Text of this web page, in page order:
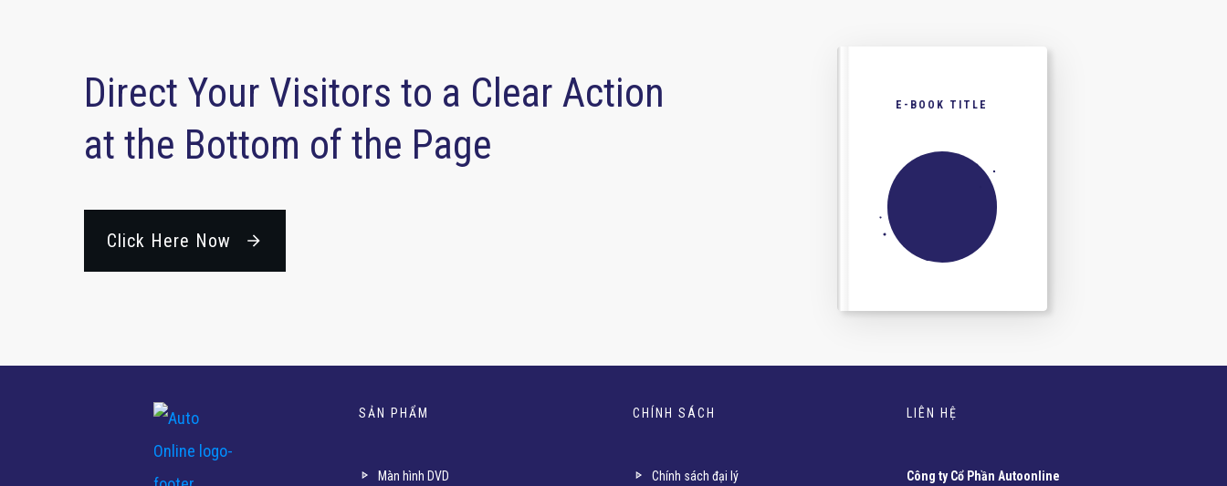
Direct Your Visitors to a Clear Action
at the Bottom of the Page
Click Here Now
E-BOOK TITLE
SẢN PHẨM
Màn hình DVD
CHÍNH SÁCH
Chính sách đại lý
LIÊN HỆ
Công ty Cổ Phần Autoonline